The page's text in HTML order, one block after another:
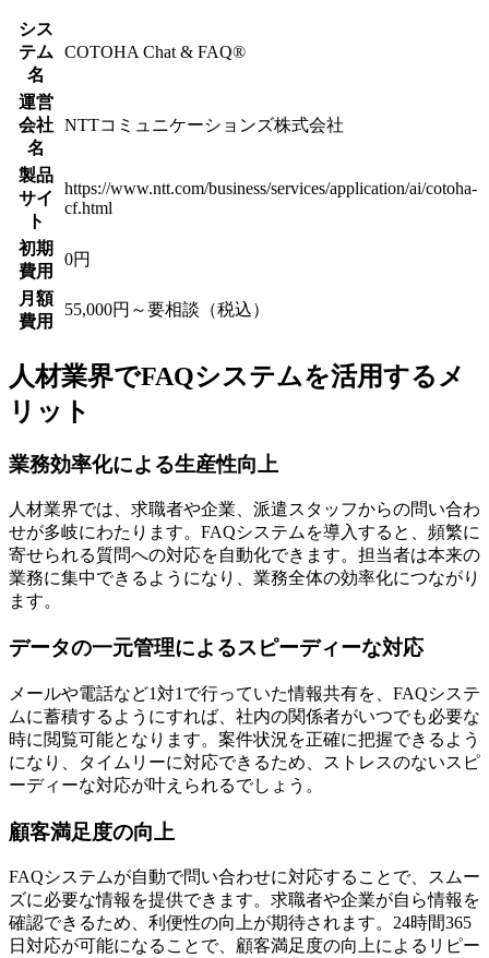
シス
テム
名
COTOHA Chat & FAQ®
運営
会社
名
NTTコミュニケーションズ株式会社
製品
サイ
ト
https://www.ntt.com/business/services/application/ai/cotoha-
cf.html
初期
費用
0円
月額
費用
55,000円～要相談（税込）
人材業界でFAQシステムを活用するメ
リット
業務効率化による生産性向上
人材業界では、求職者や企業、派遣スタッフからの問い合わ
せが多岐にわたります。 FAQシステムを導入すると、頻繁に
寄せられる質問への対応を自動化できます。担当者は本来の
業務に集中できるようになり、業務全体の効率化につながり
ます。
データの一元管理によるスピーディーな対応
メールや電話など1対1で行っていた情報共有を、FAQシステ
ムに蓄積するようにすれば、 社内の関係者がいつでも必要な
時に閲覧可能となります。案件状況を正確に把握できるよう
になり、タイムリーに対応できるため、ストレスのないスピ
ーディーな対応が叶えられるでしょう。
顧客満足度の向上
FAQシステムが自動で問い合わせに対応することで、スムー
ズに必要な情報を提供できます。求職者や企業が自ら情報を
確認できるため、利便性の向上が期待されます。24時間365
日対応が可能になることで、顧客満足度の向上によるリピー